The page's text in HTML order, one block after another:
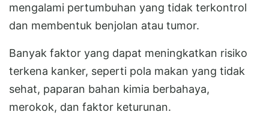
mengalami pertumbuhan yang tidak terkontrol
dan membentuk benjolan atau tumor.
Banyak faktor yang dapat meningkatkan risiko
terkena kanker, seperti pola makan yang tidak
sehat, paparan bahan kimia berbahaya,
merokok, dan faktor keturunan.